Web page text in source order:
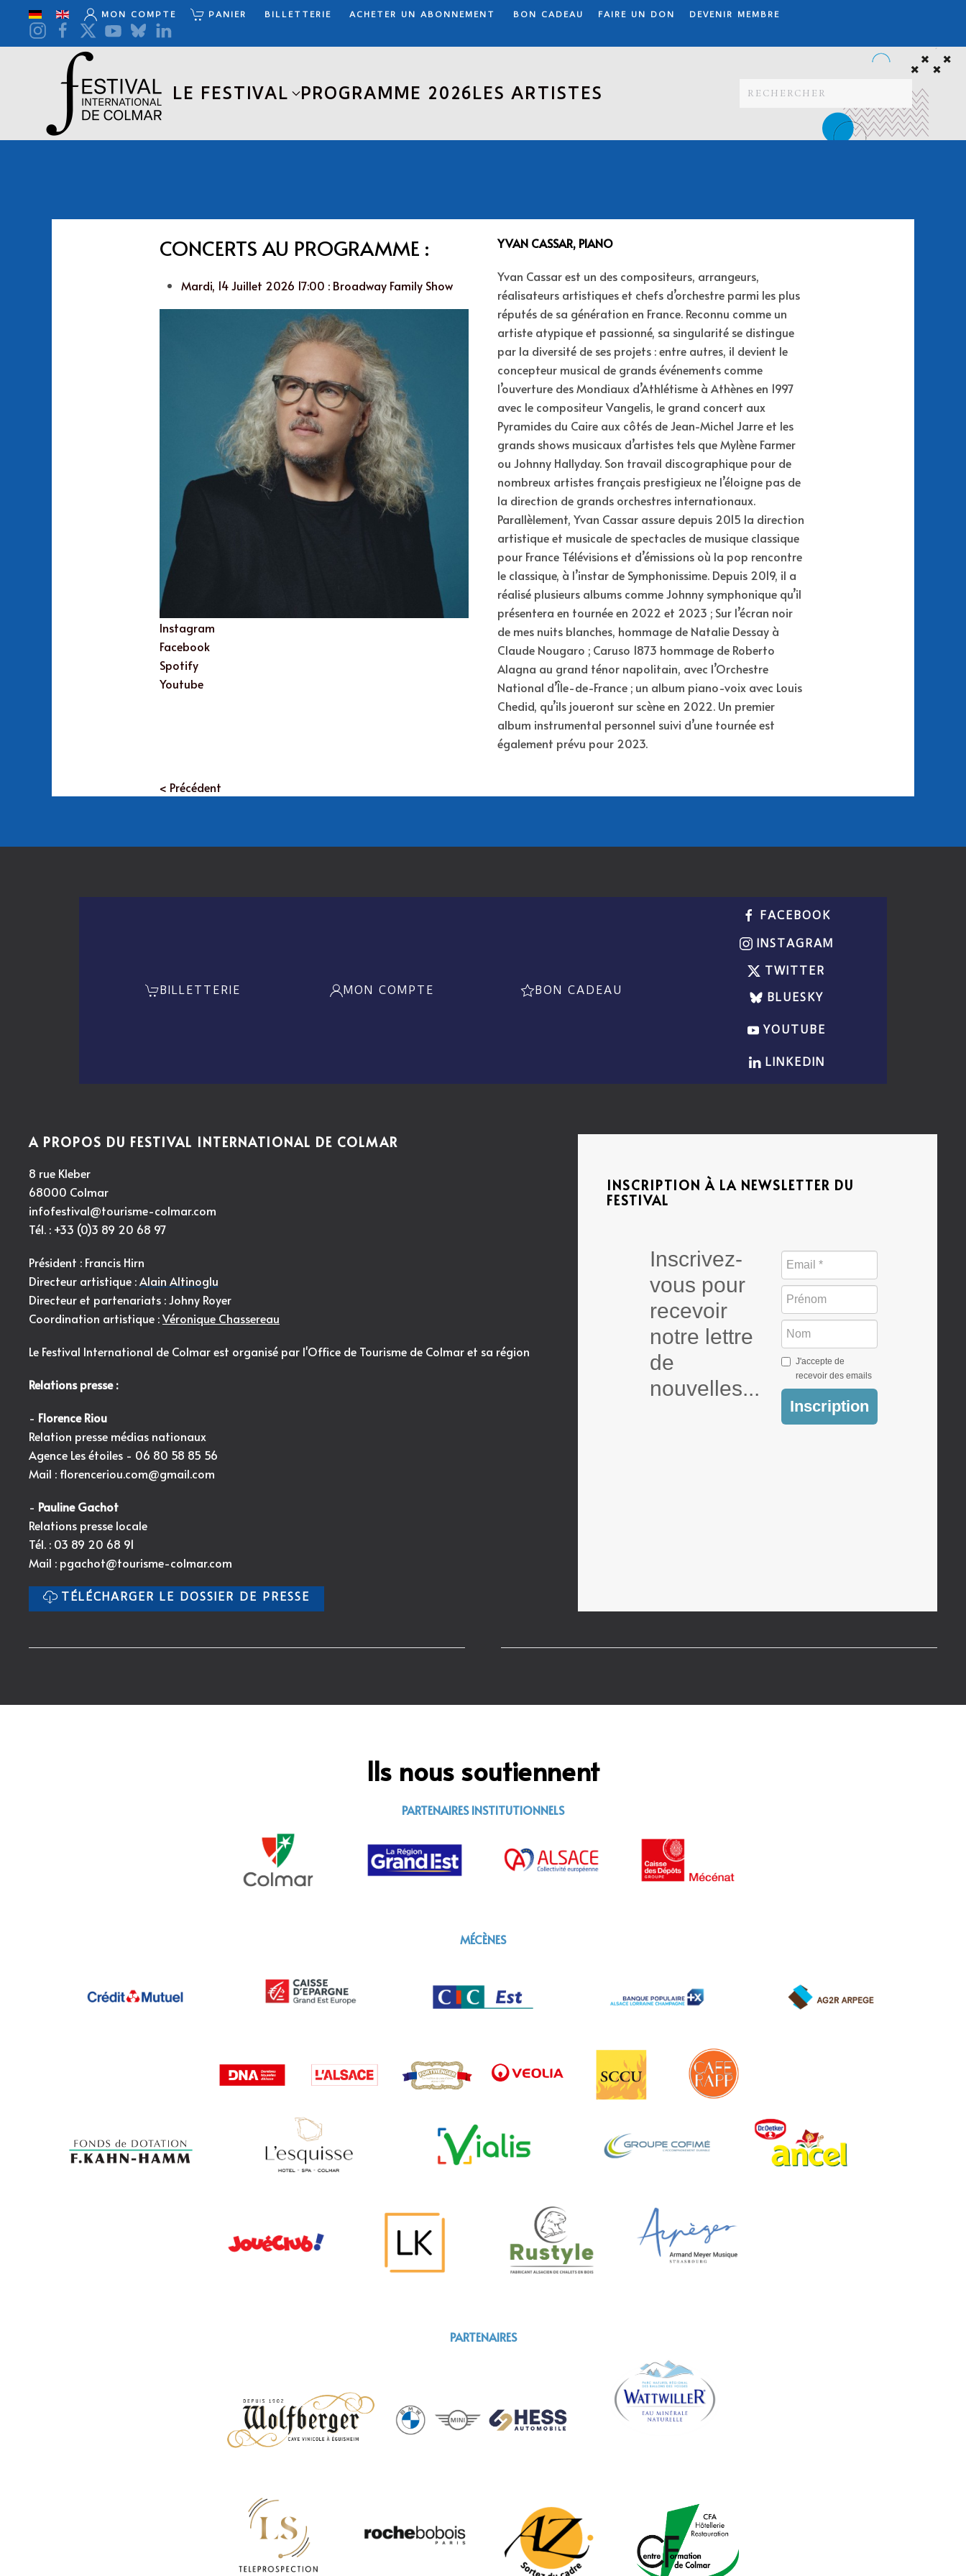
Accéder au contenu principal
MON COMPTE PANIER BILLETTERIE ACHETER UN ABONNEMENT BON CADEAU FAIRE UN DON DEVENIR MEMBRE
LE FESTIVAL PROGRAMME 2026LES ARTISTES
CONCERTS AU PROGRAMME :
Mardi, 14 Juillet 2026 17:00 : Broadway Family Show
Instagram
Facebook
Spotify
Youtube
YVAN CASSAR, PIANO
Yvan Cassar est un des compositeurs, arrangeurs,
réalisateurs artistiques et chefs d’orchestre parmi les plus
réputés de sa génération en France. Reconnu comme un
artiste atypique et passionné, sa singularité se distingue
par la diversité de ses projets : entre autres, il devient le
concepteur musical de grands événements comme
l’ouverture des Mondiaux d’Athlétisme à Athènes en 1997
avec le compositeur Vangelis, le grand concert aux
Pyramides du Caire aux côtés de Jean-Michel Jarre et les
grands shows musicaux d’artistes tels que Mylène Farmer
ou Johnny Hallyday. Son travail discographique pour de
nombreux artistes français prestigieux ne l’éloigne pas de
la direction de grands orchestres internationaux.
Parallèlement, Yvan Cassar assure depuis 2015 la direction
artistique et musicale de spectacles de musique classique
pour France Télévisions et d’émissions où la pop rencontre
le classique, à l’instar de Symphonissime. Depuis 2019, il a
réalisé plusieurs albums comme Johnny symphonique qu’il
présentera en tournée en 2022 et 2023 ; Sur l’écran noir
de mes nuits blanches, hommage de Natalie Dessay à
Claude Nougaro ; Caruso 1873 hommage de Roberto
Alagna au grand ténor napolitain, avec l’Orchestre
National d’Île-de-France ; un album piano-voix avec Louis
Chedid, qu’ils joueront sur scène en 2022. Un premier
album instrumental personnel suivi d’une tournée est
également prévu pour 2023.
< Précédent
BILLETTERIE MON COMPTE BON CADEAU
FACEBOOK
INSTAGRAM
TWITTER
BLUESKY
YOUTUBE
LINKEDIN
A PROPOS DU FESTIVAL INTERNATIONAL DE COLMAR
8 rue Kleber
68000 Colmar
infofestival@tourisme-colmar.com
Tél. : +33 (0)3 89 20 68 97
Président : Francis Hirn
Directeur artistique :Alain Altinoglu
Directeur et partenariats : Johny Royer
Coordination artistique :Véronique Chassereau
Le Festival International de Colmar est organisé par l'Office de Tourisme de Colmar et sa région
Relations presse :
- Florence Riou
Relation presse médias nationaux
Agence Les étoiles - 06 80 58 85 56
Mail : florenceriou.com@gmail.com
- Pauline Gachot
Relations presse locale
Tél. : 03 89 20 68 91
Mail : pgachot@tourisme-colmar.com
TÉLÉCHARGER LE DOSSIER DE PRESSE
INSCRIPTION À LA NEWSLETTER DU
FESTIVAL
J'accepte de
recevoir des emails
Inscription
Inscrivez-
vous pour
recevoir
notre lettre
de
nouvelles...
Ils nous soutiennent
PARTENAIRES INSTITUTIONNELS
MÉCÈNES
PARTENAIRES